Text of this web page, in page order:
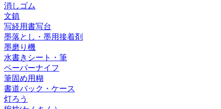
消しゴム
文鎮
写経用書写台
墨落とし・墨用接着剤
墨磨り機
水書きシート・筆
ペーパーナイフ
筆固め用糊
書道バック・ケース
灯ろう